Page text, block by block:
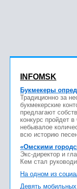
INFOMSK
Букмекеры
Традиционно за
букмекерские
предлагают
конкурс пройдет
небывалое
всю историю
«Омскими
Экс-директор и
Кем стал
На одном из
Девять мобильных